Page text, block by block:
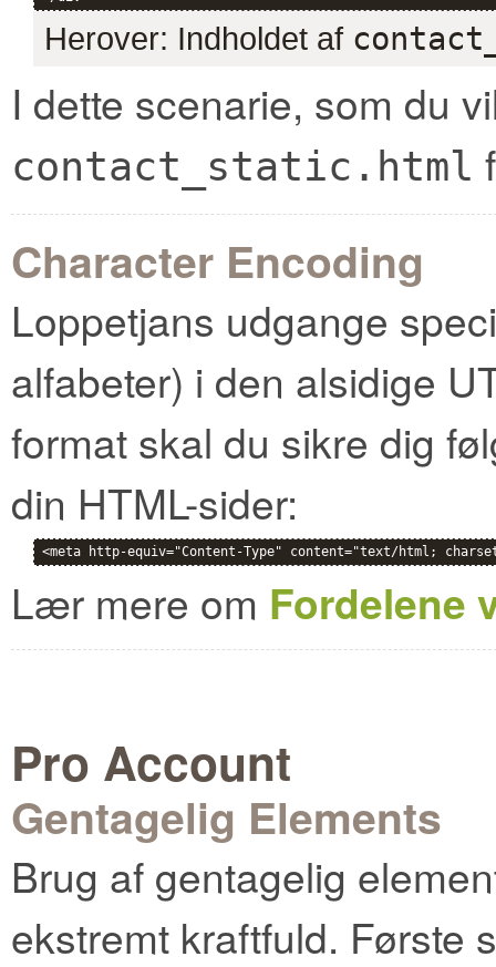
Herover: Indholdet af
I dette scenarie, som du
contact_static.html
Character Encoding
Loppetjans udgange
alfabeter) i den alsidige
format skal du sikre dig
din HTML-sider:
<meta http-equiv="Content-Type" content="text/html;
Lær mere om Fordelene
Pro Account
Gentagelig Elements
Brug af gentagelig
ekstremt kraftfuld. Første